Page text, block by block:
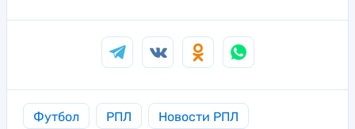
Футбол РПЛ Новости РПЛ